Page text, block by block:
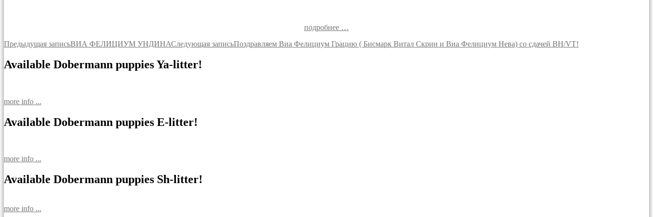
подробнее …
Навигация
по
записям
Предыдущая записьВИА ФЕЛИЦИУМ УНДИНАСледующая записьПоздравляем Виа Фелициум Грацию ( Бисмарк Витал Скрин и Виа Фелициум Нева) со сдачей BH/VT!
Available Dobermann puppies Ya-litter!
more info ...
Available Dobermann puppies E-litter!
more info ...
Available Dobermann puppies Sh-litter!
more info ...